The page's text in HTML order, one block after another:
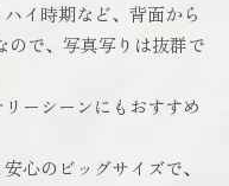
イ時期など、背面から
ので、写真写りは抜群で
ーシーンにもおすすめ
心のビッグサイズで、